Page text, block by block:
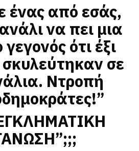
ένας από εσάς,
να πει μια
ότι έξι
σε
Ντροπή